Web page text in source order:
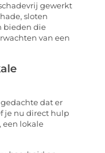
gewerkt
sloten
bieden die
van een
dat er
je nu direct hulp
een lokale